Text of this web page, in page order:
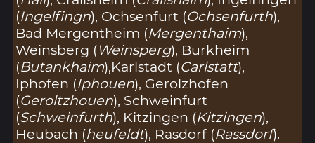
(Ingelfingn), Ochsenfurt (Ochsenfurth),
Bad Mergentheim (Mergenthaim),
Weinsberg (Weinsperg), Burkheim
(Butankhaim),Karlstadt (Carlstatt),
Iphofen (Iphouen), Gerolzhofen
(Geroltzhouen), Schweinfurt
(Schweinfurth), Kitzingen (Kitzingen),
Heubach (heufeldt), Rasdorf (Rassdorf).